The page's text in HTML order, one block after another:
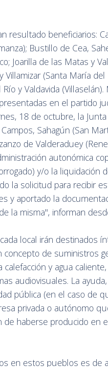
resultado beneficiarios:
Bustillo de Cea,
Joarilla de las Matas y
Villamizar (Santa María
y Valdavida
en el partido
18 de octubre, la
Sahagún (San
de Valderaduey
autonómica
y/o la liquidación
la solicitud para recibir
y aportado la
la misma", informan
local irán destinados
de suministros
y agua
audiovisuales. La
pública (en el caso de
privada o autónomo
de haberse producido en
en estos pueblos es de